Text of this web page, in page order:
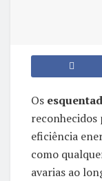
Os
reconhecidos
eficiência
como
avarias ao